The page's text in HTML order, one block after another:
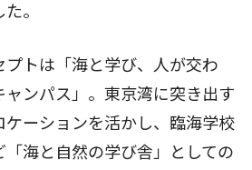
。
トは「海と学び、人が交わ
ャンパス」。東京湾に突き出す
ケーションを活かし、臨海学校
海と自然の学び舎」としての